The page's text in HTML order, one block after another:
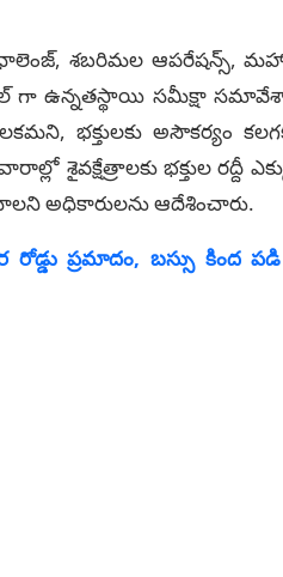
ఛాలెంజ్, శబరిమల ఆపరేషన్స్,
గా ఉన్నతస్థాయి సమీక్షా
భక్తులకు అసౌకర్యం
శైవక్షేత్రాలకు భక్తుల రద్దీ
అధికారులను ఆదేశించారు.
ప్రమాదం, బస్సు కింద